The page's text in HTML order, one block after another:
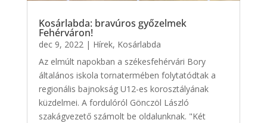
Kosárlabda: bravúros győzelmek
Fehérváron!
dec 9, 2022| Hírek, Kosárlabda
Az elmúlt napokban a székesfehérvári Bory
általános iskola tornatermében folytatódtak a
regionális bajnokság U12-es korosztályának
küzdelmei. A fordulóról Gönczöl László
szakágvezető számolt be oldalunknak. "Két